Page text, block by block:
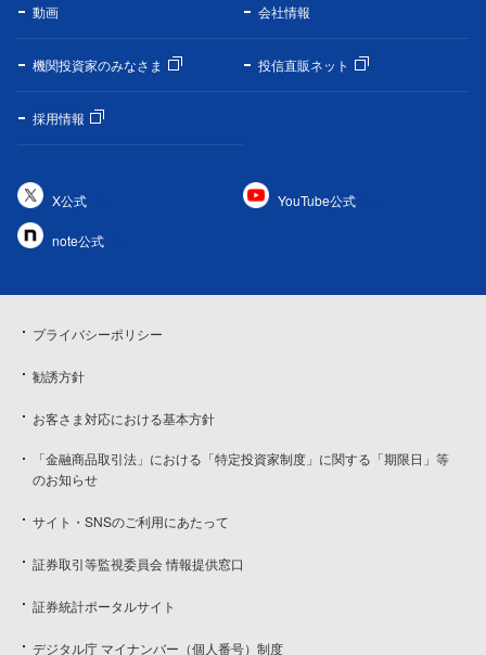
動画 会社情報
機関投資家のみなさま 投信直販ネット
採用情報
X公式 YouTube公式
note公式
プライバシーポリシー
勧誘方針
お客さま対応における基本方針
「金融商品取引法」における「特定投資家制度」に関する「期限日」等
のお知らせ
サイト・SNSのご利用にあたって
証券取引等監視委員会 情報提供窓口
証券統計ポータルサイト
デジタル庁 マイナンバー（個人番号）制度